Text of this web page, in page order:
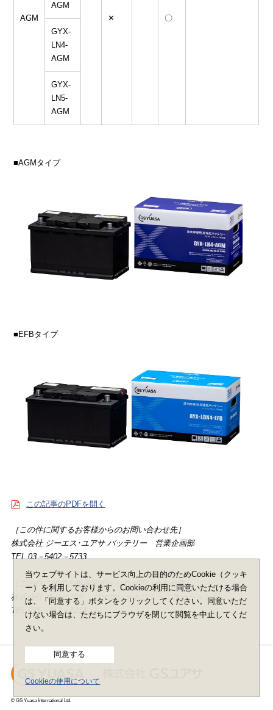
当ウェブサイトは、サービス向上の目的のためCookie（クッキ
ー）を利用しております。Cookieの利用に同意いただける場合
は、「同意する」ボタンをクリックしてください。同意いただ
けない場合は、ただちにブラウザを閉じて閲覧を中止してくだ
さい。
同意する
Cookieの使用について
AGM ✕ 〇
AGM
GYX-
LN4-
AGM
GYX-
LN5-
AGM
■AGMタイプ
■EFBタイプ
この記事のPDFを開く
［この件に関するお客様からのお問い合わせ先］
株式会社 ジーエス･ユアサ バッテリー 営業企画部
TEL 03－5402－5733
［この件に関する報道関係からのお問い合わせ先］
株式会社 ＧＳユアサ コーポレートコミュニケーション部
TEL 075－312－1214
© GS Yuasa International Ltd.